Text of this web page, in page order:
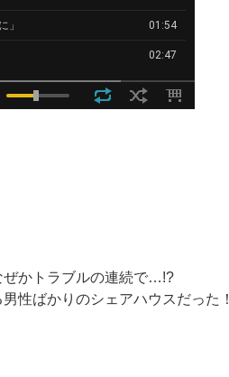
ぜかトラブルの連続で…!?
性ばかりのシェアハウスだった！